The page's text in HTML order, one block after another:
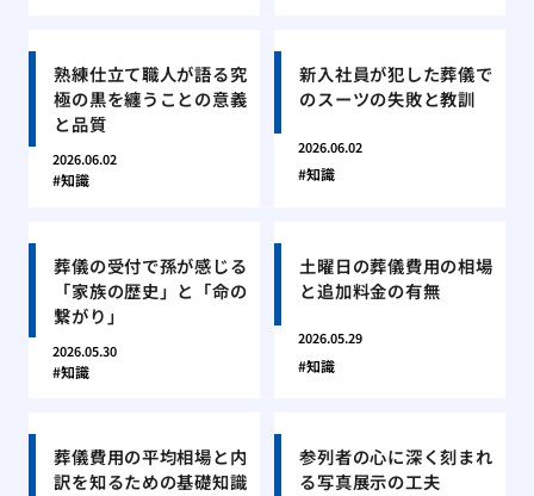
熟練仕立て職人が語る究
極の黒を纏うことの意義
と品質
2026.06.02
知識
新入社員が犯した葬儀で
のスーツの失敗と教訓
2026.06.02
知識
葬儀の受付で孫が感じる
「家族の歴史」と「命の
繋がり」
2026.05.30
知識
土曜日の葬儀費用の相場
と追加料金の有無
2026.05.29
知識
葬儀費用の平均相場と内
訳を知るための基礎知識
参列者の心に深く刻まれ
る写真展示の工夫